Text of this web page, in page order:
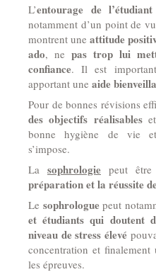
L’entourage de l’étudiant
notamment d’un point de
montrent une attitude
ado, ne pas trop lui
confiance. Il est
apportant une aide
Pour de bonnes révisions
des objectifs réalisables
bonne hygiène de vie
s’impose.
La sophrologie peut être
préparation et la réussite
Le sophrologue peut
et étudiants qui doutent
niveau de stress élevé
concentration et finalement
les épreuves.